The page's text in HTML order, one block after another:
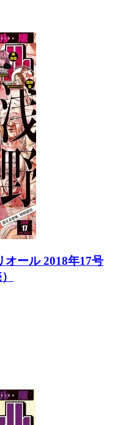
オール 2018年17号